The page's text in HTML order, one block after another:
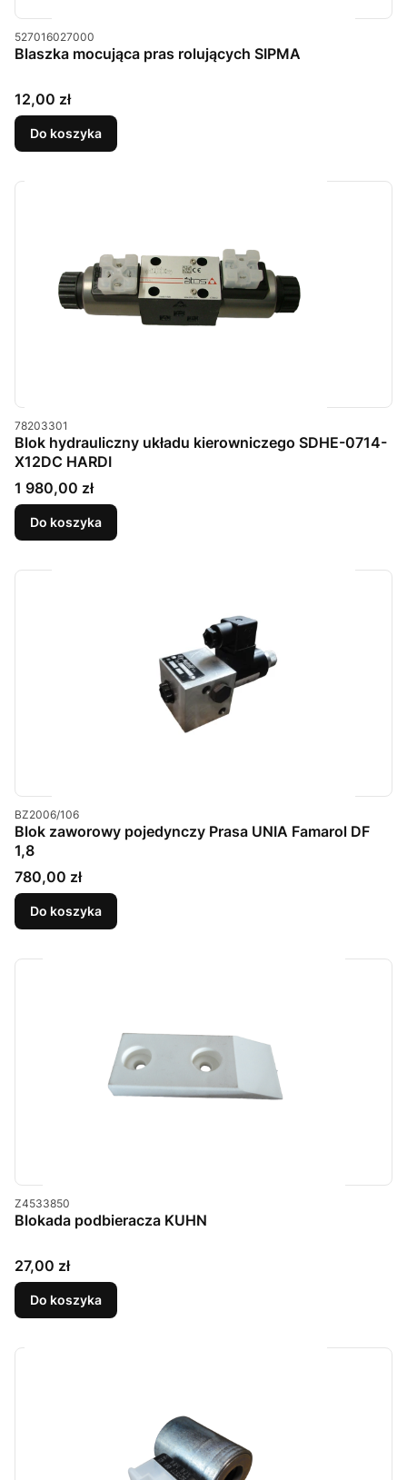
Kod produktu
527016027000
Blaszka mocująca pras rolujących SIPMA
Cena
12,00 zł
Do koszyka
Kod produktu
78203301
Blok hydrauliczny układu kierowniczego SDHE-0714-
X12DC HARDI
Cena
1 980,00 zł
Do koszyka
Kod produktu
BZ2006/106
Blok zaworowy pojedynczy Prasa UNIA Famarol DF
1,8
Cena
780,00 zł
Do koszyka
Kod produktu
Z4533850
Blokada podbieracza KUHN
Cena
27,00 zł
Do koszyka